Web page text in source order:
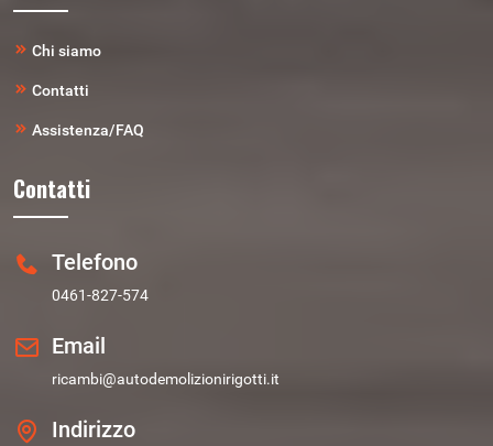
Chi siamo
Contatti
Assistenza/FAQ
Contatti
Telefono
0461-827-574
Email
ricambi@autodemolizionirigotti.it
Indirizzo